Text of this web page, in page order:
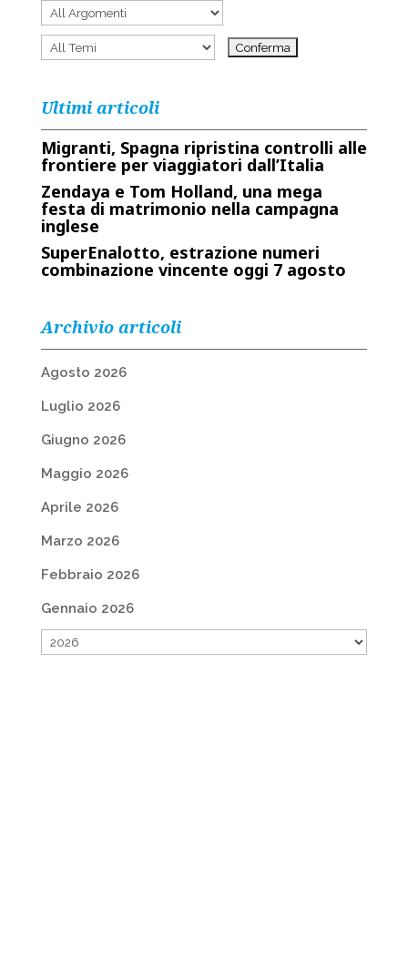
Ultimi articoli
Migranti, Spagna ripristina controlli alle
frontiere per viaggiatori dall’Italia
Zendaya e Tom Holland, una mega
festa di matrimonio nella campagna
inglese
SuperEnalotto, estrazione numeri
combinazione vincente oggi 7 agosto
Archivio articoli
Agosto 2026
Luglio 2026
Giugno 2026
Maggio 2026
Aprile 2026
Marzo 2026
Febbraio 2026
Gennaio 2026